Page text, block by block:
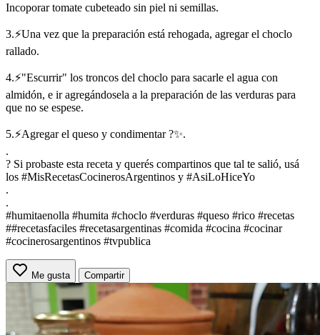
Incoporar tomate cubeteado sin piel ni semillas.
3.⚡Una vez que la preparación está rehogada, agregar el choclo
rallado.
4.⚡"Escurrir" los troncos del choclo para sacarle el agua con
almidón, e ir agregándosela a la preparación de las verduras para
que no se espese.
5.⚡Agregar el queso y condimentar ?✨.
.
? Si probaste esta receta y querés compartinos que tal te salió, usá
los #MisRecetasCocinerosArgentinos y #AsiLoHiceYo
.
.
#humitaenolla #humita #choclo #verduras #queso #rico #recetas
##recetasfaciles #recetasargentinas #comida #cocina #cocinar
#cocinerosargentinos #tvpublica
Me gusta Compartir